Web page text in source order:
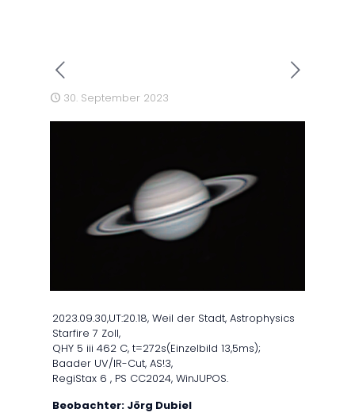
30. September 2023
2023.09.30,UT:20.18, Weil der Stadt, Astrophysics
Starfire 7 Zoll,
QHY 5 iii 462 C, t=272s(Einzelbild 13,5ms);
Baader UV/IR-Cut, AS!3,
RegiStax 6 , PS CC2024, WinJUPOS.
Beobachter: Jörg Dubiel